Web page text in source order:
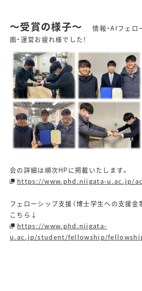
～受賞の様子～情報・AIフェロ
画・運営お疲れ様でした！
会の詳細は順次HPに掲載いたします。
https://www.phd.niigata-u.ac.jp/
フェローシップ支援（博士学生への支援金
こちら↓
https://www.phd.niigata-
u.ac.jp/student/fellowship/